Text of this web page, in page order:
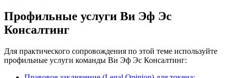
Профильные услуги Ви Эф Эс
Консалтинг
Для практического сопровождения по этой теме используйте
профильные услуги команды Ви Эф Эс Консалтинг: